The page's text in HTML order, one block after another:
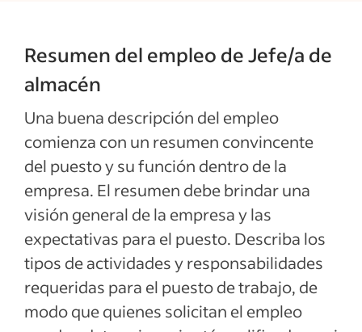
Resumen del empleo de Jefe/a de
almacén
Una buena descripción del empleo
comienza con un resumen convincente
del puesto y su función dentro de la
empresa. El resumen debe brindar una
visión general de la empresa y las
expectativas para el puesto. Describa los
tipos de actividades y responsabilidades
requeridas para el puesto de trabajo, de
modo que quienes solicitan el empleo